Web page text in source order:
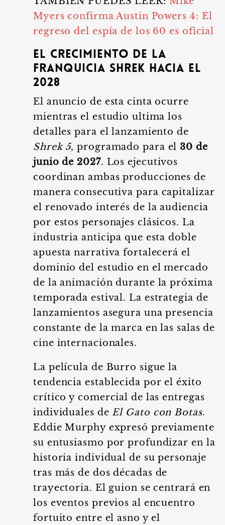
Myers confirma Austin Powers 4: El
regreso del espía de los 60 es oficial
El crecimiento de la
franquicia Shrek hacia el
2028
El anuncio de esta cinta ocurre
mientras el estudio ultima los
detalles para el lanzamiento de
Shrek 5, programado para el 30 de
junio de 2027. Los ejecutivos
coordinan ambas producciones de
manera consecutiva para capitalizar
el renovado interés de la audiencia
por estos personajes clásicos. La
industria anticipa que esta doble
apuesta narrativa fortalecerá el
dominio del estudio en el mercado
de la animación durante la próxima
temporada estival. La estrategia de
lanzamientos asegura una presencia
constante de la marca en las salas de
cine internacionales.
La película de Burro sigue la
tendencia establecida por el éxito
crítico y comercial de las entregas
individuales de El Gato con Botas.
Eddie Murphy expresó previamente
su entusiasmo por profundizar en la
historia individual de su personaje
tras más de dos décadas de
trayectoria. El guion se centrará en
los eventos previos al encuentro
fortuito entre el asno y el